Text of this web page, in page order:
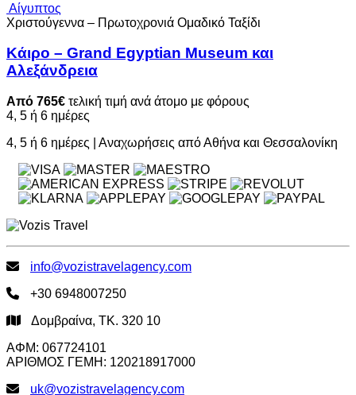
Αίγυπτος
Χριστούγεννα – Πρωτοχρονιά Ομαδικό Ταξίδι
Κάιρο – Grand Egyptian Museum και
Αλεξάνδρεια
Από 765€ τελική τιμή ανά άτομο με φόρους
4, 5 ή 6 ημέρες
4, 5 ή 6 ημέρες | Αναχωρήσεις από Αθήνα και Θεσσαλονίκη
info@vozistravelagency.com
+30 6948007250
Δομβραίνα, ΤΚ. 320 10
ΑΦΜ: 067724101
ΑΡΙΘΜΟΣ ΓΕΜΗ: 120218917000
uk@vozistravelagency.com